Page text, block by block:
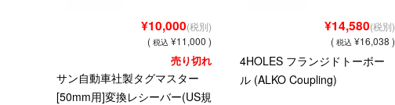
¥10,000(税別)
( 税込 ¥11,000 )
売り切れ
サン自動車社製タグマスター
[50mm用]変換レシーバー(US規
¥14,580(税別)
( 税込 ¥16,038 )
4HOLES フランジドトーボー
ル (ALKO Coupling)